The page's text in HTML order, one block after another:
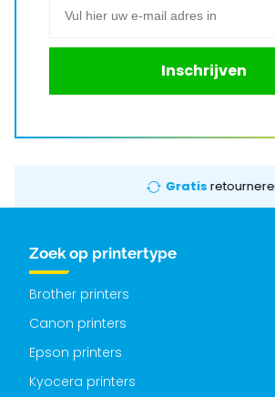
Inschrijven
Gratisretourneren
Zoek op printertype
Brother printers
Canon printers
Epson printers
Kyocera printers